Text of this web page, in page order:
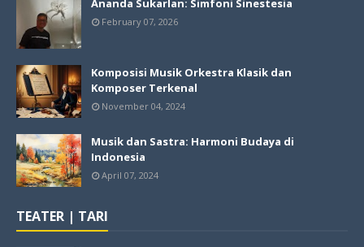
Ananda Sukarlan: Simfoni Sinestesia
February 07, 2026
Komposisi Musik Orkestra Klasik dan
Komposer Terkenal
November 04, 2024
Musik dan Sastra: Harmoni Budaya di
Indonesia
April 07, 2024
TEATER | TARI